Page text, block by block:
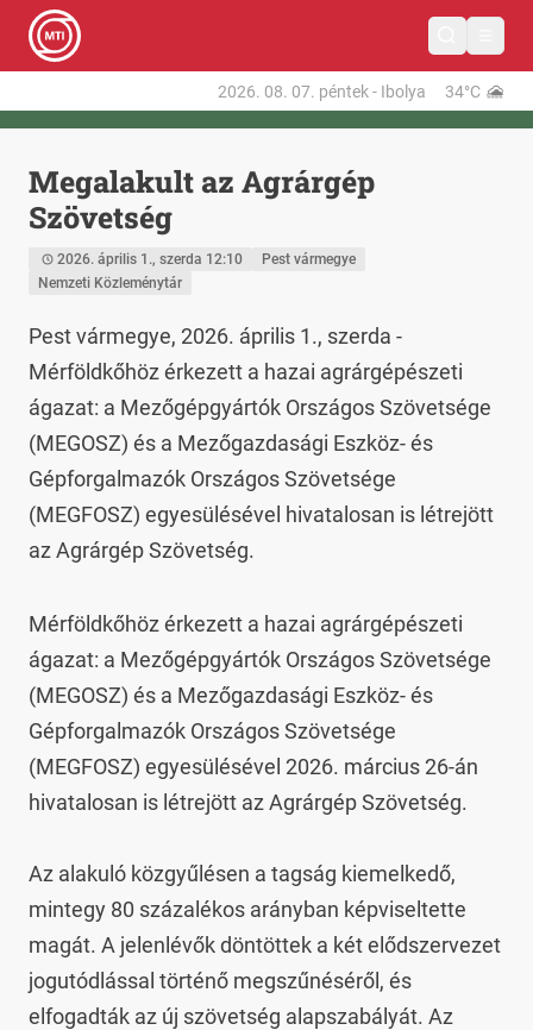
2026. 08. 07. péntek- Ibolya 34°C
Megalakult az Agrárgép
Szövetség
2026. április 1., szerda 12:10
Pest vármegye
Nemzeti Közleménytár
Pest vármegye, 2026. április 1., szerda -
Mérföldkőhöz érkezett a hazai agrárgépészeti
ágazat: a Mezőgépgyártók Országos Szövetsége
(MEGOSZ) és a Mezőgazdasági Eszköz- és
Gépforgalmazók Országos Szövetsége
(MEGFOSZ) egyesülésével hivatalosan is létrejött
az Agrárgép Szövetség.
Mérföldkőhöz érkezett a hazai agrárgépészeti
ágazat: a Mezőgépgyártók Országos Szövetsége
(MEGOSZ) és a Mezőgazdasági Eszköz- és
Gépforgalmazók Országos Szövetsége
(MEGFOSZ) egyesülésével 2026. március 26-án
hivatalosan is létrejött az Agrárgép Szövetség.
Az alakuló közgyűlésen a tagság kiemelkedő,
mintegy 80 százalékos arányban képviseltette
magát. A jelenlévők döntöttek a két elődszervezet
jogutódlással történő megszűnéséről, és
elfogadták az új szövetség alapszabályát. Az